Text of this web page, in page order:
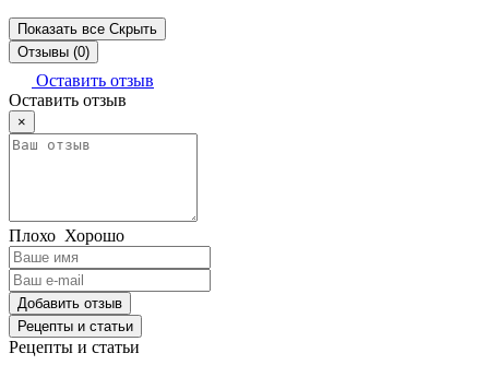
Показать все Скрыть
Отзывы (0)
Оставить отзыв
Оставить отзыв
×
Плохо Хорошо
Добавить отзыв
Рецепты и статьи
Рецепты и статьи